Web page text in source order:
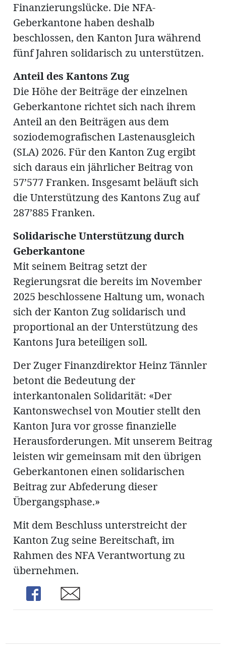
Finanzierungslücke. Die NFA-
Geberkantone haben deshalb
beschlossen, den Kanton Jura während
fünf Jahren solidarisch zu unterstützen.
Anteil des Kantons Zug
Die Höhe der Beiträge der einzelnen
Geberkantone richtet sich nach ihrem
Anteil an den Beiträgen aus dem
soziodemografischen Lastenausgleich
(SLA) 2026. Für den Kanton Zug ergibt
sich daraus ein jährlicher Beitrag von
57’577 Franken. Insgesamt beläuft sich
die Unterstützung des Kantons Zug auf
287’885 Franken.
Solidarische Unterstützung durch
Geberkantone
Mit seinem Beitrag setzt der
Regierungsrat die bereits im November
2025 beschlossene Haltung um, wonach
sich der Kanton Zug solidarisch und
proportional an der Unterstützung des
Kantons Jura beteiligen soll.
Der Zuger Finanzdirektor Heinz Tännler
betont die Bedeutung der
interkantonalen Solidarität: «Der
Kantonswechsel von Moutier stellt den
Kanton Jura vor grosse finanzielle
Herausforderungen. Mit unserem Beitrag
leisten wir gemeinsam mit den übrigen
Geberkantonen einen solidarischen
Beitrag zur Abfederung dieser
Übergangsphase.»
Mit dem Beschluss unterstreicht der
Kanton Zug seine Bereitschaft, im
Rahmen des NFA Verantwortung zu
übernehmen.
Share
Share